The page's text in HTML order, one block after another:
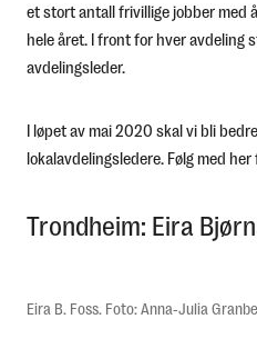
et stort antall frivillige jobber med
hele året. I front for hver avdeling
avdelingsleder.
I løpet av mai 2020 skal vi bli
lokalavdelingsledere. Følg med
Trondheim: Eira
Eira B. Foss. Foto: Anna-Julia